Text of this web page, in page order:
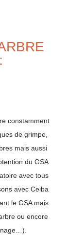
constamment
de grimpe,
mais aussi
du GSA
avec tous
avec Ceiba
le GSA mais
ou encore